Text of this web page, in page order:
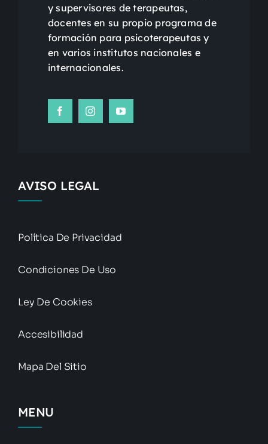
y supervisores de terapeutas,
docentes en su propio programa de
formación para psicoterapeutas y
en varios institutos nacionales e
internacionales.
AVISO LEGAL
Política De Privacidad
Condiciones De Uso
Ley De Cookies
Accesibilidad
Mapa Del Sitio
MENU